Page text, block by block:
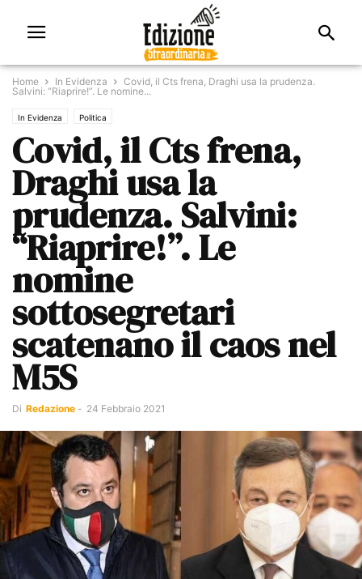
Home In Evidenza
Covid, il Cts frena, Draghi usa la prudenza.
Salvini: “Riaprire!”. Le nomine...
In Evidenza Politica
Covid, il Cts frena,
Draghi usa la
prudenza. Salvini:
“Riaprire!”. Le
nomine
sottosegretari
scatenano il caos nel
M5S
Di Redazione - 24 Febbraio 2021